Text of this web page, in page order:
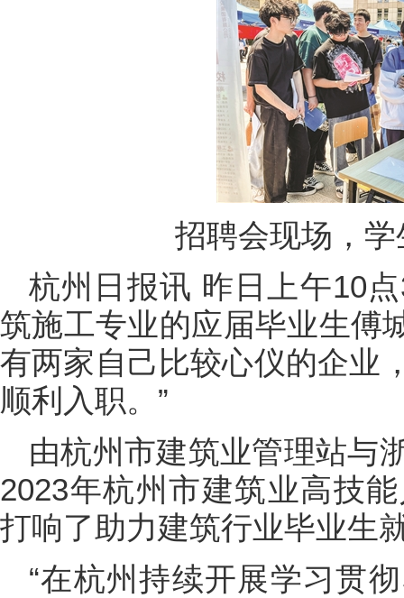
招聘会现场，
杭州日报讯 昨日上午10
筑施工专业的应届毕业生傅
有两家自己比较心仪的企业
顺利入职。”
由杭州市建筑业管理站与
2023年杭州市建筑业高技
打响了助力建筑行业毕业生
“在杭州持续开展学习贯